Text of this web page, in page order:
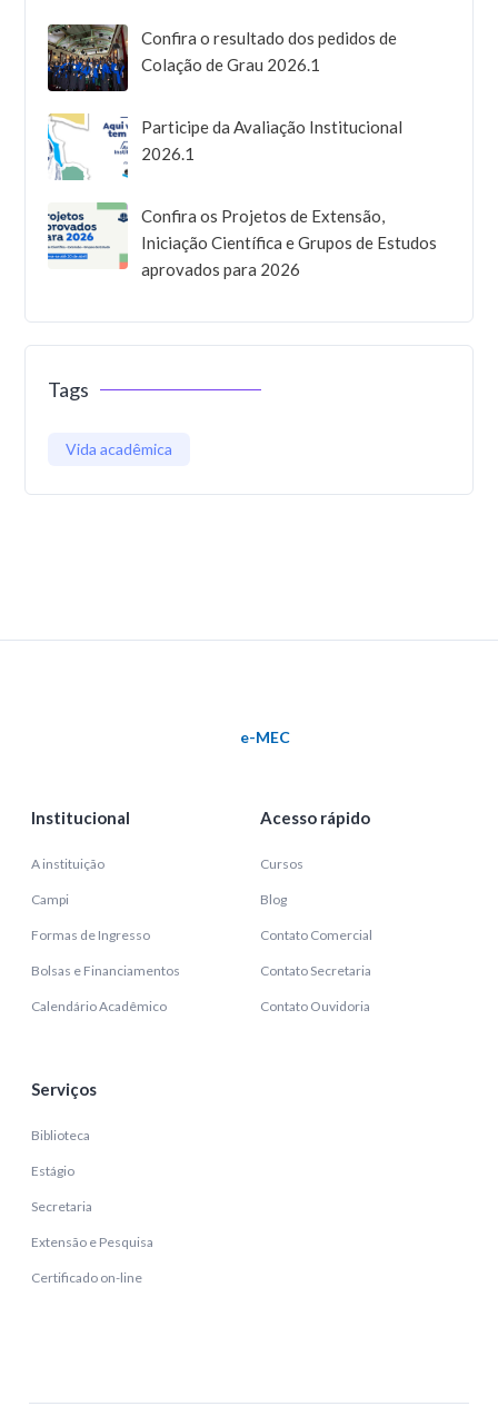
Confira o resultado dos pedidos de
Colação de Grau 2026.1
Participe da Avaliação Institucional
2026.1
Confira os Projetos de Extensão,
Iniciação Científica e Grupos de Estudos
aprovados para 2026
Tags
Vida acadêmica
e-MEC
Institucional
A instituição
Campi
Formas de Ingresso
Bolsas e Financiamentos
Calendário Acadêmico
Acesso rápido
Cursos
Blog
Contato Comercial
Contato Secretaria
Contato Ouvidoria
Serviços
Biblioteca
Estágio
Secretaria
Extensão e Pesquisa
Certificado on-line